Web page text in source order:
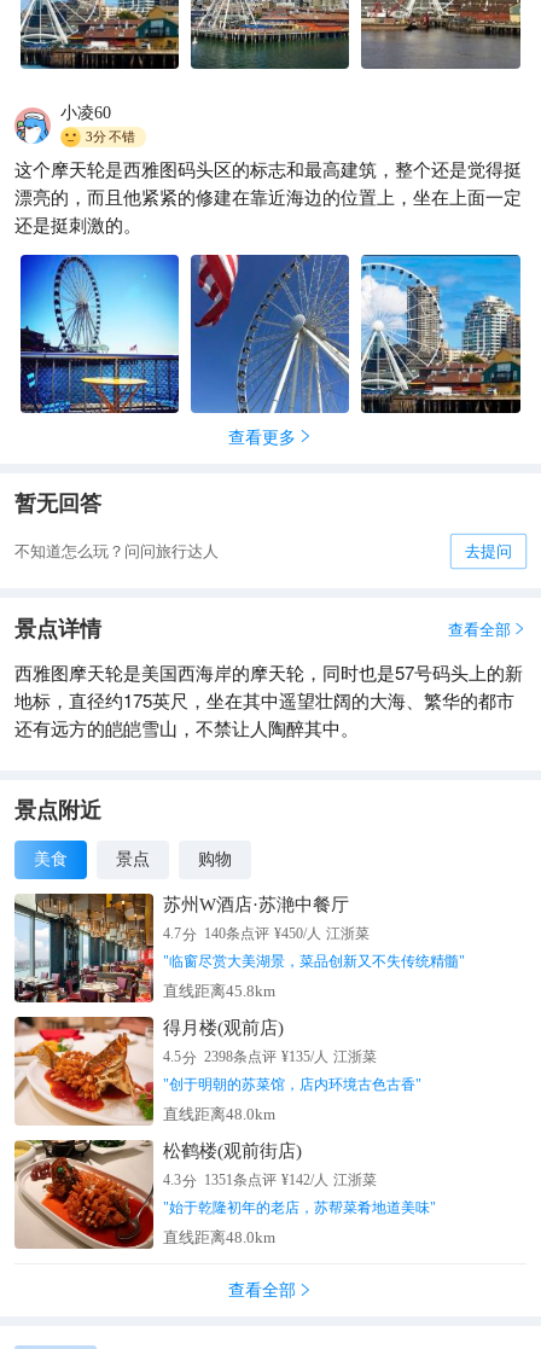
小凌60
3分不错
这个摩天轮是西雅图码头区的标志和最高建筑，整个还是觉得挺
漂亮的，而且他紧紧的修建在靠近海边的位置上，坐在上面一定
还是挺刺激的。
查看更多 
暂无回答
不知道怎么玩？问问旅行达人 去提问
景点详情 查看全部 
西雅图摩天轮是美国西海岸的摩天轮，同时也是57号码头上的新
地标，直径约175英尺，坐在其中遥望壮阔的大海、繁华的都市
还有远方的皑皑雪山，不禁让人陶醉其中。
景点附近
美食 景点 购物
苏州W酒店·苏滟中餐厅
4.7分 140条点评 ¥450/人 江浙菜
"临窗尽赏大美湖景，菜品创新又不失传统精髓"
直线距离45.8km
得月楼(观前店)
4.5分 2398条点评 ¥135/人 江浙菜
"创于明朝的苏菜馆，店内环境古色古香"
直线距离48.0km
松鹤楼(观前街店)
4.3分 1351条点评 ¥142/人 江浙菜
"始于乾隆初年的老店，苏帮菜肴地道美味"
直线距离48.0km
查看全部 